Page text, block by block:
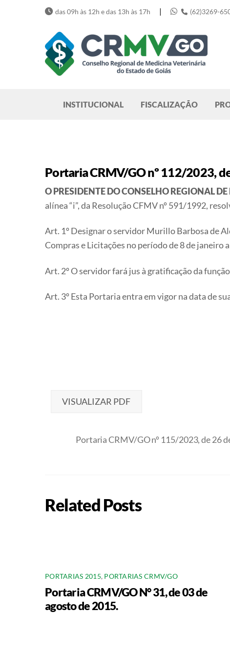
das 09h às 12h e das 13h às 17h | (62)3269-
INSTITUCIONAL FISCALIZAÇÃO
Portaria CRMV/GO nº 112/2023,
O PRESIDENTE DO CONSELHO REGIONAL
alínea “i”, da Resolução CFMV nº 591/1992,
Art. 1º Designar o servidor Murillo Barbosa de
Compras e Licitações no período de 8 de
Art. 2º O servidor fará jus à gratificação da
Art. 3º Esta Portaria entra em vigor na data de
VISUALIZAR PDF
Portaria CRMV/GO nº 115/2023, de 26
Related Posts
PORTARIAS 2015, PORTARIAS CRMV/GO
Portaria CRMV/GO N° 31, de 03 de
agosto de 2015.